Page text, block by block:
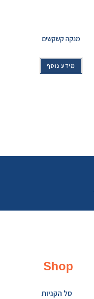
מנקה קשקשים
מידע נוסף
Shop
סל הקניות